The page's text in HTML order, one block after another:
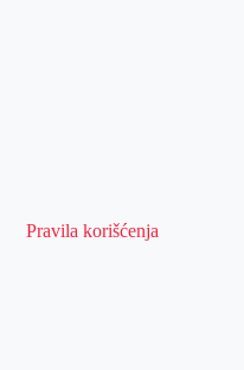
Pravila korišćenja